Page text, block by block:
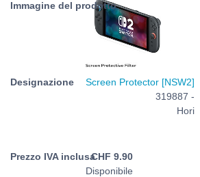
Screen Protector [NSW2]
319887 -
Hori
CHF 9.90
Disponibile